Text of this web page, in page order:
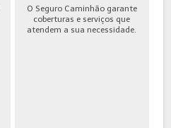
O Seguro Caminhão garante
coberturas e serviços que
atendem a sua necessidade.